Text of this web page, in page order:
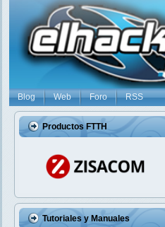
Blog Web Foro RSS
Productos FTTH
Tutoriales y Manuales